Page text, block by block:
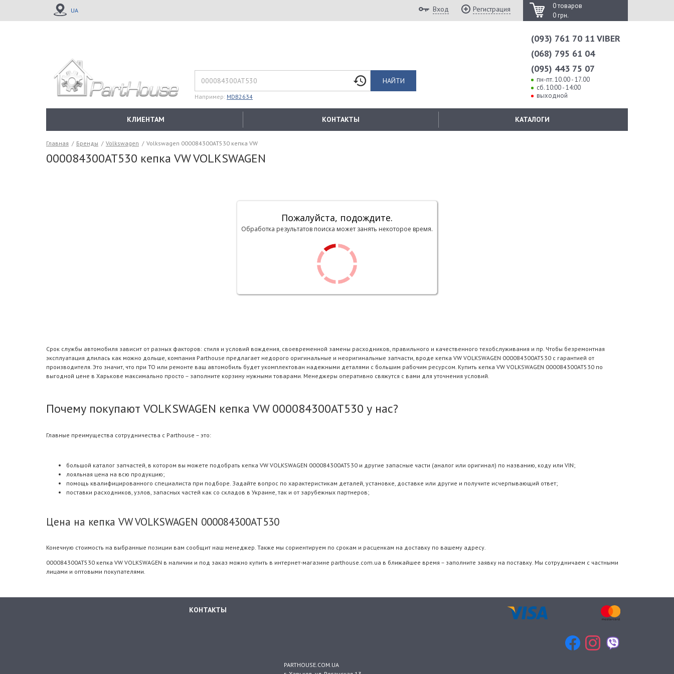
UA
0 товаров
0 грн.
Вход Регистрация
НАЙТИ
Например: MDB2634
(093) 761 70 11 VIBER
(068) 795 61 04
(095) 443 75 07
пн-пт. 10.00 - 17.00
сб. 10:00 - 14:00
выходной
КЛИЕНТАМ КОНТАКТЫ КАТАЛОГИ
Главная / Бренды / Volkswagen / Volkswagen 000084300AT530 кепка VW
000084300AT530 кепка VW VOLKSWAGEN
Пожалуйста, подождите.
Обработка результатов поиска может занять некоторое время.
Срок службы автомобиля зависит от разных факторов: стиля и условий вождения, своевременной замены расходников, правильного и качественного техобслуживания и пр. Чтобы безремонтная
эксплуатация длилась как можно дольше, компания Parthouse предлагает недорого оригинальные и неоригинальные запчасти, вроде кепка VW VOLKSWAGEN 000084300AT530 с гарантией от
производителя. Это значит, что при ТО или ремонте ваш автомобиль будет укомплектован надежными деталями с большим рабочим ресурсом. Купить кепка VW VOLKSWAGEN 000084300AT530 по
выгодной цене в Харькове максимально просто – заполните корзину нужными товарами. Менеджеры оперативно свяжутся с вами для уточнения условий.
Почему покупают VOLKSWAGEN кепка VW 000084300AT530 у нас?
Главные преимущества сотрудничества с Parthouse – это:
большой каталог запчастей, в котором вы можете подобрать кепка VW VOLKSWAGEN 000084300AT530 и другие запасные части (аналог или оригинал) по названию, коду или VIN;
лояльная цена на всю продукцию;
помощь квалифицированного специалиста при подборе. Задайте вопрос по характеристикам деталей, установке, доставке или другие и получите исчерпывающий ответ;
поставки расходников, узлов, запасных частей как со складов в Украине, так и от зарубежных партнеров;
Цена на кепка VW VOLKSWAGEN 000084300AT530
Конечную стоимость на выбранные позиции вам сообщит наш менеджер. Также мы сориентируем по срокам и расценкам на доставку по вашему адресу.
000084300AT530 кепка VW VOLKSWAGEN в наличии и под заказ можно купить в интернет-магазине parthouse.com.ua в ближайшее время – заполните заявку на поставку. Мы сотрудничаем с частными
лицами и оптовыми покупателями.
КОНТАКТЫ
PARTHOUSE.COM.UA